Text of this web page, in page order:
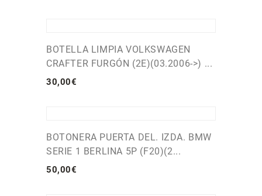
BOTELLA LIMPIA VOLKSWAGEN
CRAFTER FURGÓN (2E)(03.2006->) ...
30,00€
BOTONERA PUERTA DEL. IZDA. BMW
SERIE 1 BERLINA 5P (F20)(2...
50,00€